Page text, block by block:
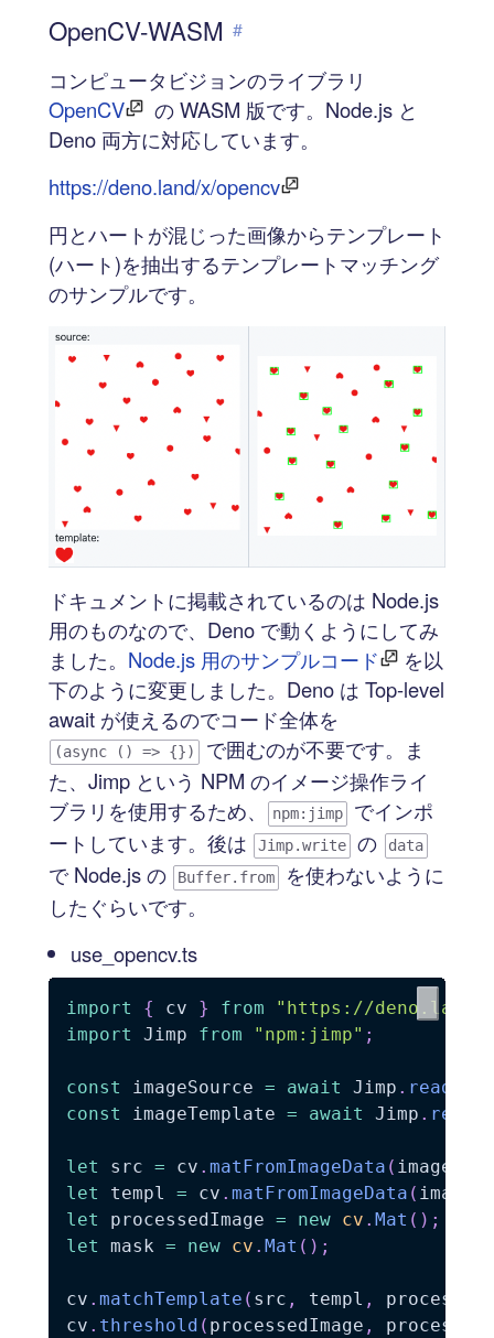
OpenCV-WASM #
コンピュータビジョンのライブラリ
OpenCV
の WASM 版です。Node.js と
Deno 両方に対応しています。
https://deno.land/x/opencv
円とハートが混じった画像からテンプレート
(ハート)を抽出するテンプレートマッチング
のサンプルです。
ドキュメントに掲載されているのは Node.js
用のものなので、Deno で動くようにしてみ
ました。 Node.js 用のサンプルコード
を以
下のように変更しました。Deno は Top-level
await が使えるのでコード全体を
(async () => {})
で囲むのが不要です。ま
た、Jimp という NPM のイメージ操作ライ
ブラリを使用するため、
npm:jimp
でインポ
ートしています。後は
Jimp.write の data
で Node.js の Buffer.from
を使わないように
したぐらいです。
use_opencv.ts
import { cv } from
"https://deno.land/
import
Jimp from "npm:jimp" ;
const imageSource = await Jimp . read
const
imageTemplate = await Jimp . read
let src = cv . matFromImageData (
let
templ = cv . matFromImageData (
let
processedImage = new cv . Mat ( ) ;
let
mask = new cv . Mat ( ) ;
cv . matchTemplate ( src , templ ,
cv . threshold ( processedImage ,